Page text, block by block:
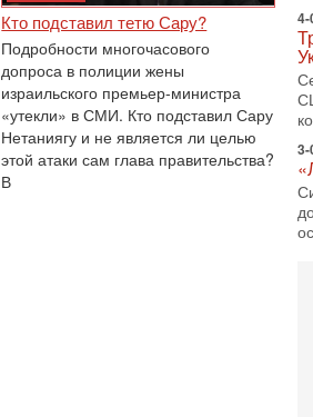
Кто подставил тетю Сару?
Подробности многочасового
допроса в полиции жены
израильского премьер-министра
«утекли» в СМИ. Кто подставил Сару
Нетаниягу и не является ли целью
этой атаки сам глава правительства?
В
4-
3-